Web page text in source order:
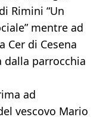
Rimini “Un
mentre ad
di Cesena
dalla parrocchia
ad
vescovo Mario